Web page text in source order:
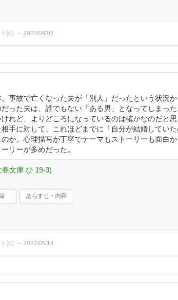
(0) 2022/09/03
事故で亡くなった夫が「別人」だったという状況
った夫は、誰でもない「ある男」となってしまっ
れど、よりどころになっているのは確かなのだと
手に対して、これほどまでに「自分が結婚してい
か。心理描写が丁寧でテーマもストーリーも面白か
リーが多めだった。
文庫 ひ 19-3)
あらすじ・内容
(0) 2022/05/14